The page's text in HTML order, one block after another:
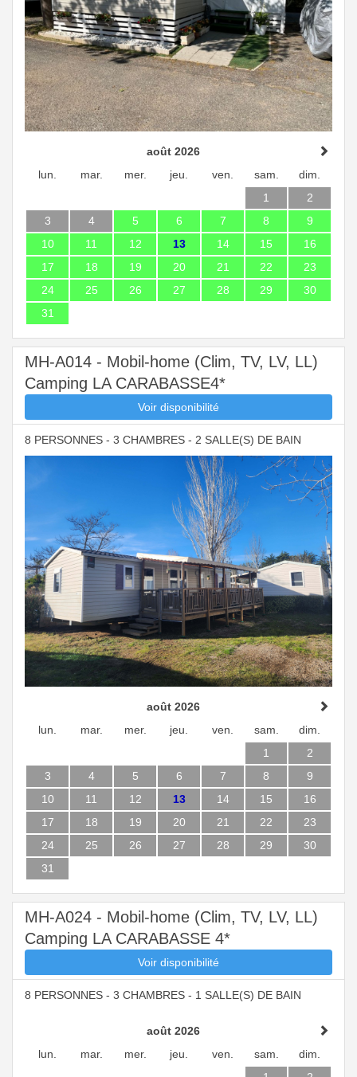
août 2026
lun.
mar. mer. jeu. ven. sam.
dim.
1
2
3
4 5 6 7 8
9
10
11 12 13 14 15
16
17
18 19 20 21 22
23
24
25 26 27 28 29
30
31
MH-A014 - Mobil-home (Clim, TV, LV, LL)
Camping LA CARABASSE4*
Voir disponibilité
8 PERSONNES - 3 CHAMBRES - 2 SALLE(S) DE BAIN
août 2026
lun.
mar. mer. jeu. ven. sam.
dim.
1
2
3
4 5 6 7 8
9
10
11 12 13 14 15
16
17
18 19 20 21 22
23
24
25 26 27 28 29
30
31
MH-A024 - Mobil-home (Clim, TV, LV, LL)
Camping LA CARABASSE 4*
Voir disponibilité
8 PERSONNES - 3 CHAMBRES - 1 SALLE(S) DE BAIN
août 2026
lun.
mar. mer. jeu. ven. sam.
dim.